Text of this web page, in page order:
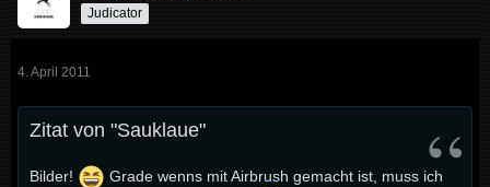
Judicator
4. April 2011
Zitat von "Sauklaue"
Bilder!
Grade wenns mit Airbrush gemacht ist, muss ich